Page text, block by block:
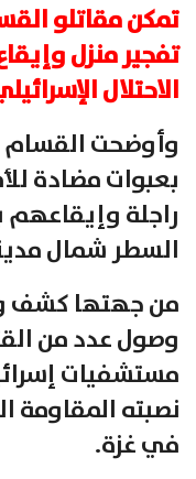
تمكن مقاتلو
تفجير منزل
الاحتلال
وأوضحت القسام
بعبوات مضادة
راجلة
السطر شمال
من جهتها كشف
وصول عدد من
مستشفيات
نصبته المقاومة
في غزة.